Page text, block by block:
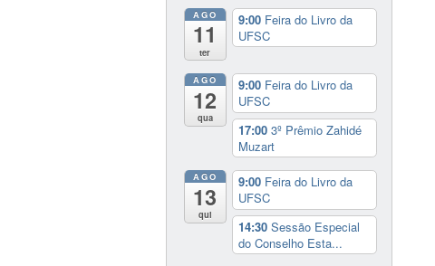
AGO
11
ter
9:00 Feira do Livro da
UFSC
AGO
12
qua
9:00 Feira do Livro da
UFSC
17:00 3º Prêmio Zahidé
Muzart
AGO
13
qui
9:00 Feira do Livro da
UFSC
14:30 Sessão Especial
do Conselho Esta...